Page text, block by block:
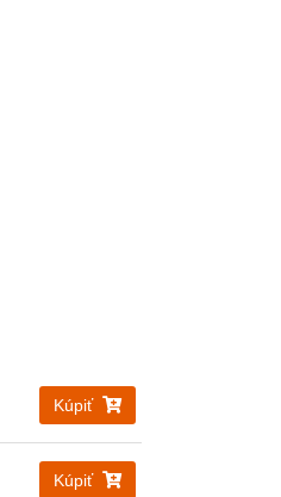
Kúpiť
Kúpiť